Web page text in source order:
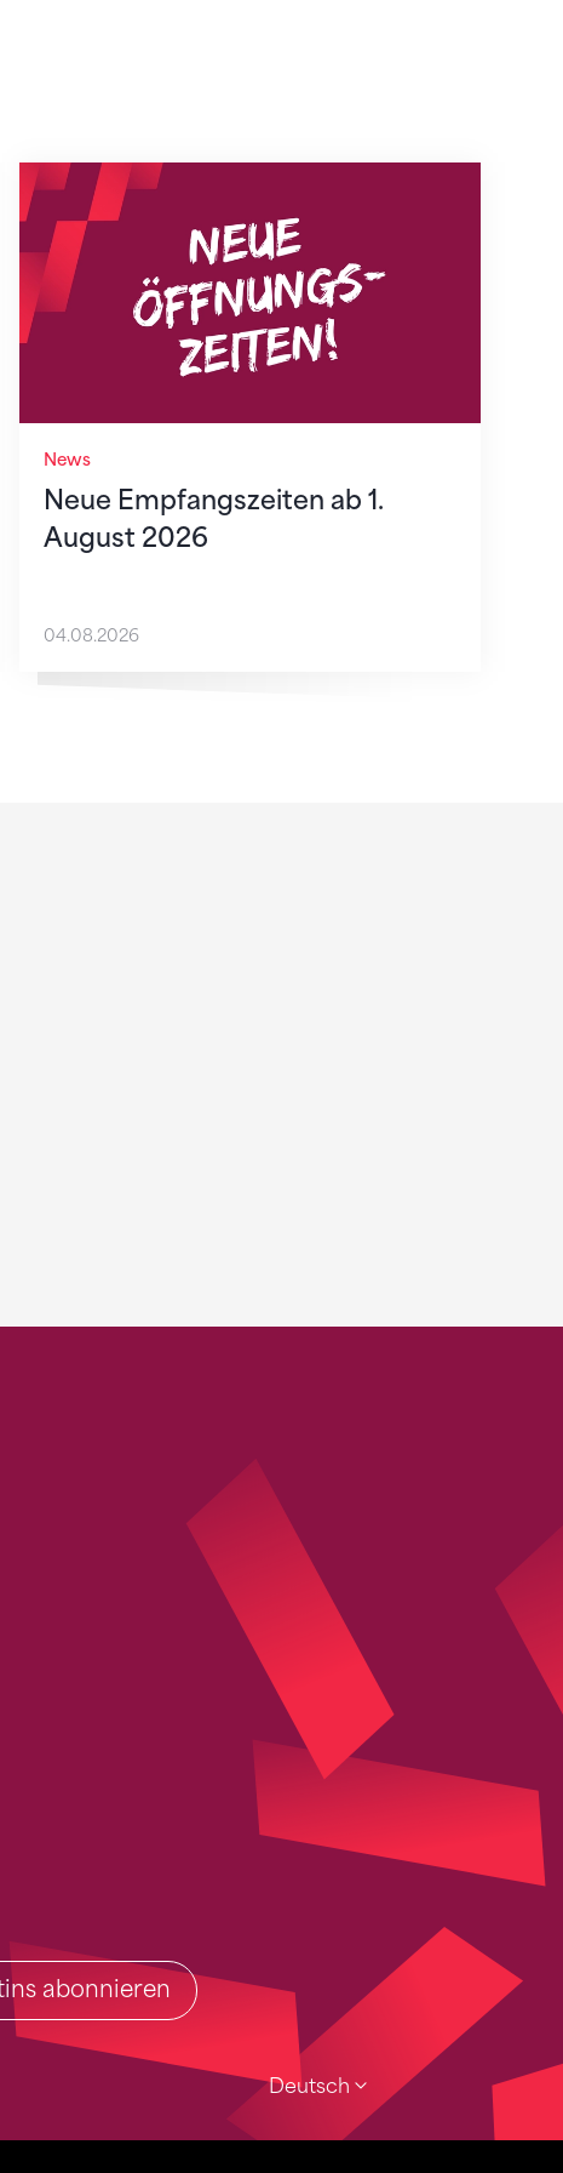
News
Neue Empfangszeiten ab 1.
August 2026
Neue Empfangszeiten ab 1. August 2026
04.08.2026
Deutsch
abonnieren